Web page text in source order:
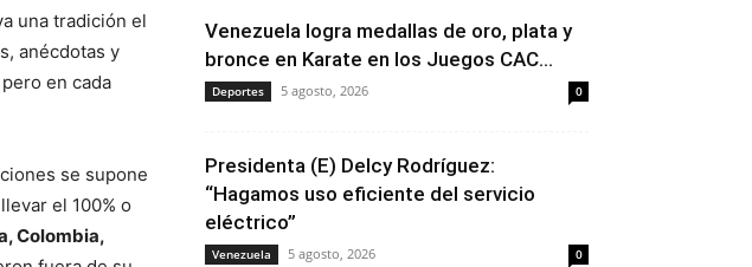
una tradición el
anécdotas y
en cada
se supone
el 100% o
Colombia,
Venezuela logra medallas de oro, plata y
bronce en Karate en los Juegos CAC...
Deportes 5 agosto, 2026 0
Presidenta (E) Delcy Rodríguez:
“Hagamos uso eficiente del servicio
eléctrico”
Venezuela 5 agosto, 2026 0